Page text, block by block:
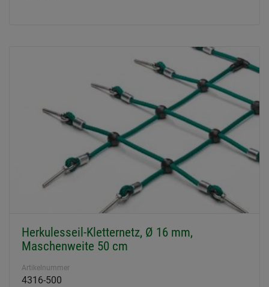
Herkulesseil-Kletternetz, Ø 16 mm,
Maschenweite 50 cm
Artikelnummer
4316-500